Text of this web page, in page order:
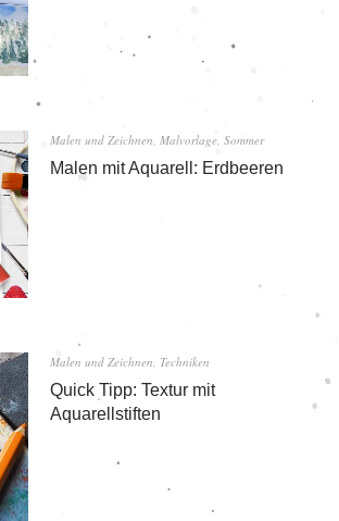
Malen und Zeichnen Malvorlage ,Sommer
Malen mit Aquarell: Erdbeeren
Malen und Zeichnen, Techniken
Quick Tipp: Textur mit
Aquarellstiften